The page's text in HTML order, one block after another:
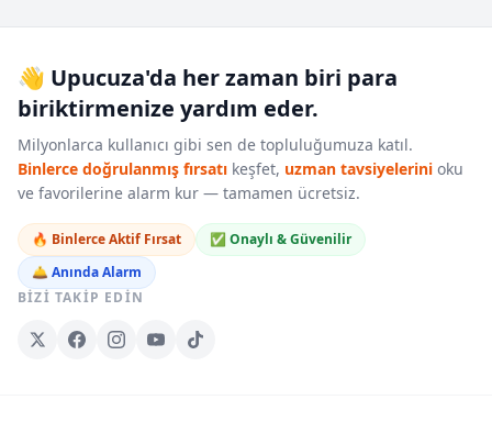
👋 Upucuza'da her zaman biri para
biriktirmenize yardım eder.
Milyonlarca kullanıcı gibi sen de topluluğumuza katıl.
Binlerce doğrulanmış fırsatı keşfet, uzman tavsiyelerini oku
ve favorilerine alarm kur — tamamen ücretsiz.
🔥 Binlerce Aktif Fırsat
✅ Onaylı & Güvenilir
🛎️ Anında Alarm
BIZI TAKIP EDIN